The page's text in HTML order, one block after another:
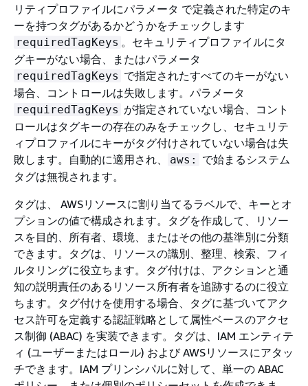
リティプロファイルにパラメータ で定義された特定のキ
ーを持つタグがあるかどうかをチェックします
requiredTagKeys 。セキュリティプロファイルにタ
グキーがない場合、またはパラメータ
requiredTagKeys で指定されたすべてのキーがない
場合、コントロールは失敗します。パラメータ
requiredTagKeys が指定されていない場合、コント
ロールはタグキーの存在のみをチェックし、セキュリテ
ィプロファイルにキーがタグ付けされていない場合は失
敗します。自動的に適用され、
aws:
で始まるシステム
タグは無視されます。
タグは、 AWSリソースに割り当てるラベルで、キーとオ
プションの値で構成されます。タグを作成して、リソー
スを目的、所有者、環境、またはその他の基準別に分類
できます。タグは、リソースの識別、整理、検索、フィ
ルタリングに役立ちます。タグ付けは、アクションと通
知の説明責任のあるリソース所有者を追跡するのに役立
ちます。タグ付けを使用する場合、タグに基づいてアク
セス許可を定義する認証戦略として属性ベースのアクセ
ス制御 (ABAC) を実装できます。タグは、IAM エンティテ
ィ (ユーザーまたはロール) および AWSリソースにアタッ
チできます。IAM プリンシパルに対して、単一の ABAC